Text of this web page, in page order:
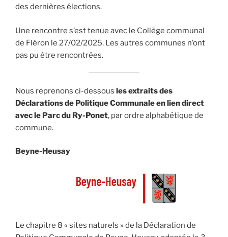
des dernières élections.
Une rencontre s’est tenue avec le Collège communal
de Fléron le 27/02/2025. Les autres communes n’ont
pas pu être rencontrées.
Nous reprenons ci-dessous les extraits des
Déclarations de Politique Communale en lien direct
avec le Parc du Ry-Ponet, par ordre alphabétique de
commune.
Beyne-Heusay
Le chapitre 8 « sites naturels » de la Déclaration de